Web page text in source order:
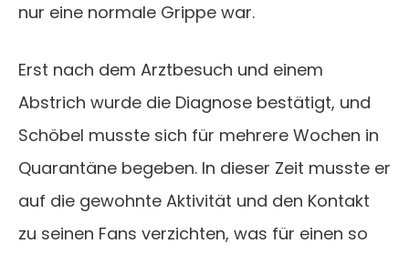
nur eine normale Grippe war.
Erst nach dem Arztbesuch und einem
Abstrich wurde die Diagnose bestätigt, und
Schöbel musste sich für mehrere Wochen in
Quarantäne begeben. In dieser Zeit musste er
auf die gewohnte Aktivität und den Kontakt
zu seinen Fans verzichten, was für einen so